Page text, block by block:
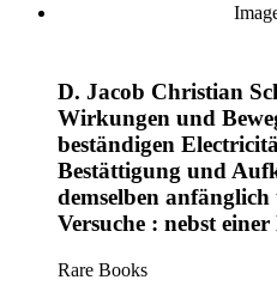
D. Jacob Christian
Wirkungen und
beständigen
Bestättigung und
demselben
Versuche : nebst
Rare Books